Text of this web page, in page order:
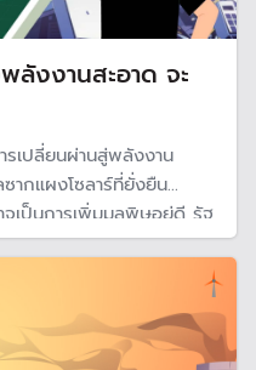
ลังงานสะอาด จะ
รเปลี่ยนผ่านสู่พลังงาน
ากแผงโซลาร์ที่ยั่งยืน
จเป็นการเพิ่มมลพิษอยู่ดี รัฐ
ที่ยั่งยืนและกระทบต่อสิ่ง